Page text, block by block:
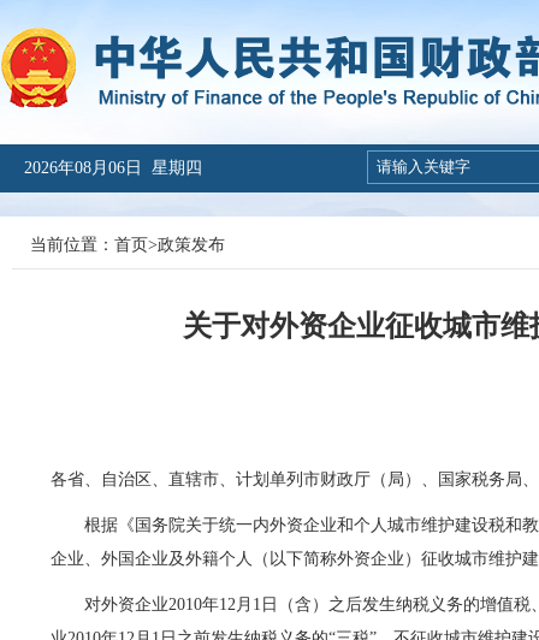
2026年08月06日 星期四
当前位置： 首页>政策发布
关于对外资企业征收城市
各省、自治区、直辖市、计划单列市财政厅（局）、国家税务局
根据 《 国务院关于统一内外资企业和个人城市维护建设税和
企业、外国企业及外籍个人（以下简称外资企业）征收城市维护
对外资企业2010年12月1日（含）之后发生纳税义务的增值